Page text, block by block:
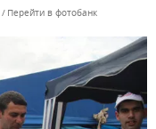
Перейти в фотобанк